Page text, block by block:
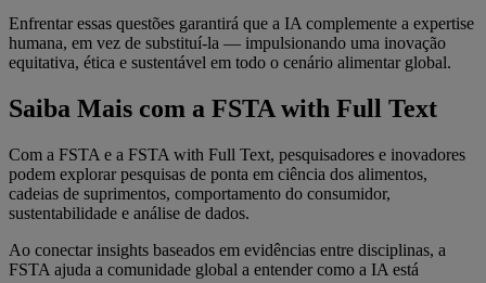
Enfrentar essas questões garantirá que a IA complemente a expertise
humana, em vez de substituí-la — impulsionando uma inovação
equitativa, ética e sustentável em todo o cenário alimentar global.
Saiba Mais com a FSTA with Full Text
Com a FSTA e a FSTA with Full Text, pesquisadores e inovadores
podem explorar pesquisas de ponta em ciência dos alimentos,
cadeias de suprimentos, comportamento do consumidor,
sustentabilidade e análise de dados.
Ao conectar insights baseados em evidências entre disciplinas, a
FSTA ajuda a comunidade global a entender como a IA está